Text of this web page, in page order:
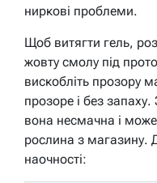
ниркові проблеми.
Щоб витягти гель,
жовту смолу під
вискобліть прозору
прозоре і без
вона несмачна і
рослина з магазину.
наочності: